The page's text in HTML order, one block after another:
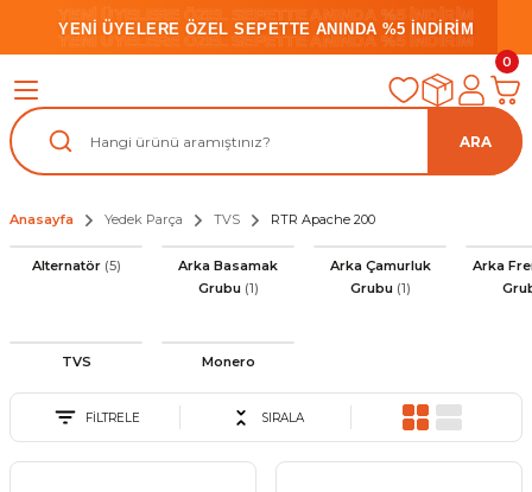
YENİ ÜYELERE ÖZEL SEPETTE ANINDA %5 İNDİRİM
YENİ ÜYELERE ÖZEL SEPETTE ANINDA %5 İNDİRİM
YENİ ÜYELERE ÖZEL SEPETTE ANINDA %5 İNDİRİM
ARA
0
Anasayfa Yedek Parça TVS RTR Apache 200
Alternatör (5)
Arka Basamak
Grubu (1)
Arka Çamurluk
Grubu (1)
Arka
TVS Monero
FİLTRELE SIRALA